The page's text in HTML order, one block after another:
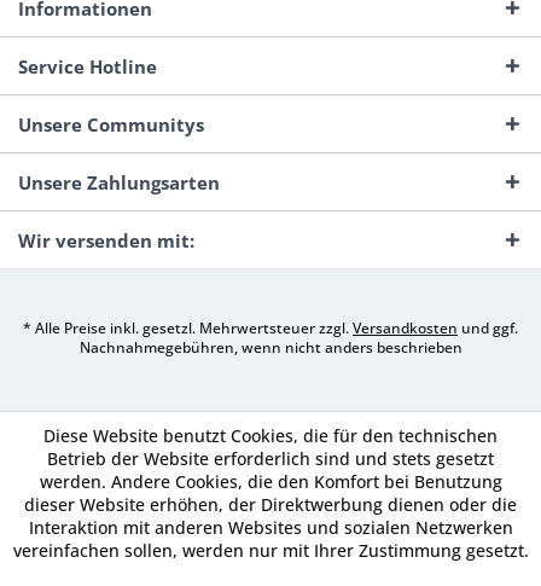
Informationen
Service Hotline
Unsere Communitys
Unsere Zahlungsarten
Wir versenden mit:
* Alle Preise inkl. gesetzl. Mehrwertsteuer zzgl.Versandkosten und ggf.
Nachnahmegebühren, wenn nicht anders beschrieben
Diese Website benutzt Cookies, die für den technischen
Betrieb der Website erforderlich sind und stets gesetzt
werden. Andere Cookies, die den Komfort bei Benutzung
dieser Website erhöhen, der Direktwerbung dienen oder die
Interaktion mit anderen Websites und sozialen Netzwerken
vereinfachen sollen, werden nur mit Ihrer Zustimmung gesetzt.